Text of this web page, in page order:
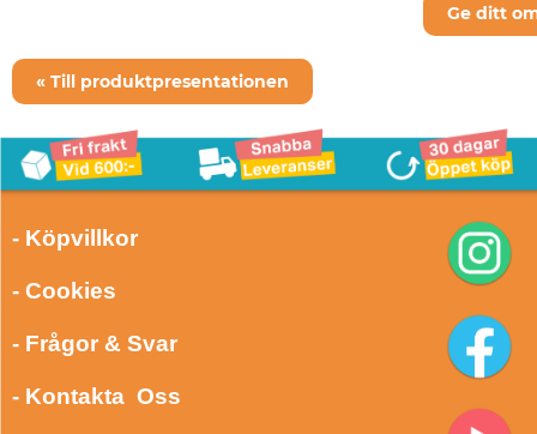
Ge ditt
« Till produktpresentationen
- Köpvillkor
- Cookies
- Frågor & Svar
- Kontakta Oss